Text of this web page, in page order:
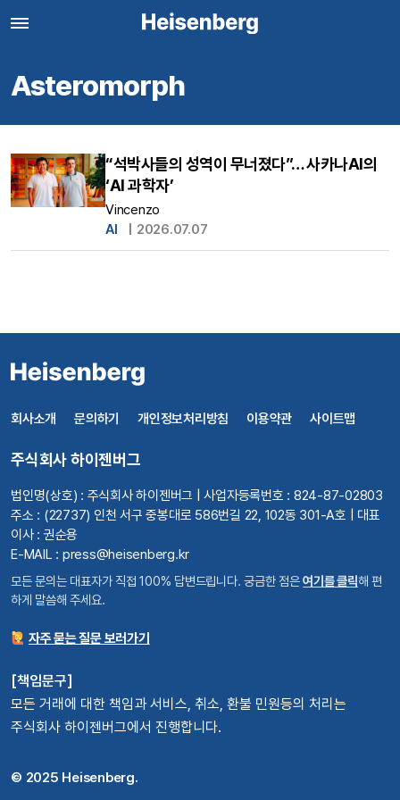
Asteromorph
“석박사들의 성역이 무너졌다”… 사카나AI의
‘AI 과학자’
Vincenzo
AI
2026.07.07
회사소개 문의하기 개인정보처리방침 이용약관 사이트맵
주식회사 하이젠버그
법인명(상호) : 주식회사 하이젠버그 | 사업자등록번호 : 824-87-02803
주소 : (22737) 인천 서구 중봉대로 586번길 22, 102동 301-A호 | 대표
이사 : 권순용
E-MAIL : press@heisenberg.kr
모든 문의는 대표자가 직접 100% 답변드립니다. 궁금한 점은여기를 클릭해 편
하게 말씀해 주세요.
자주 묻는 질문 보러가기
[책임문구]
모든 거래에 대한 책임과 서비스, 취소, 환불 민원등의 처리는
주식회사 하이젠버그에서 진행합니다.
© 2025 Heisenberg.